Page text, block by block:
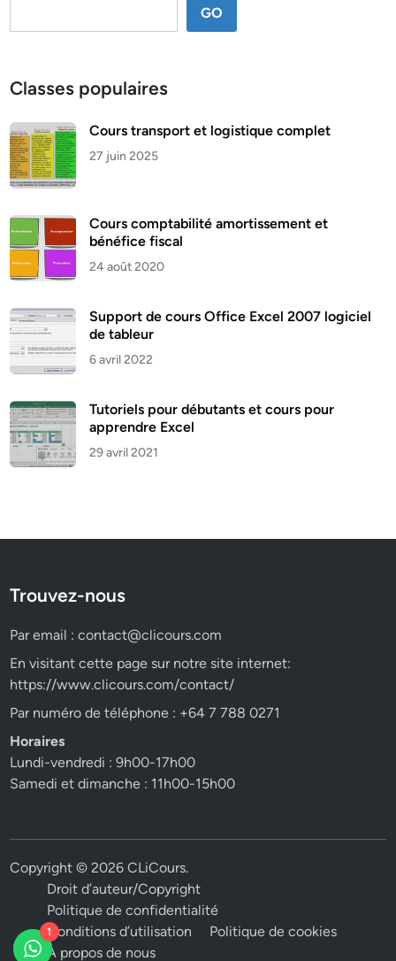
GO
Classes populaires
Cours transport et logistique complet
27 juin 2025
Cours comptabilité amortissement et
bénéfice fiscal
24 août 2020
Support de cours Office Excel 2007 logiciel
de tableur
6 avril 2022
Tutoriels pour débutants et cours pour
apprendre Excel
29 avril 2021
Trouvez-nous
Par email :contact@clicours.com
En visitant cette page sur notre site internet:
https://www.clicours.com/contact/
Par numéro de téléphone : +64 7 788 0271
Horaires
Lundi-vendredi : 9h00-17h00
Samedi et dimanche : 11h00-15h00
Copyright © 2026CLiCours.
Droit d’auteur/Copyright
Politique de confidentialité
Conditions d’utilisation
Politique de cookies
A propos de nous
1